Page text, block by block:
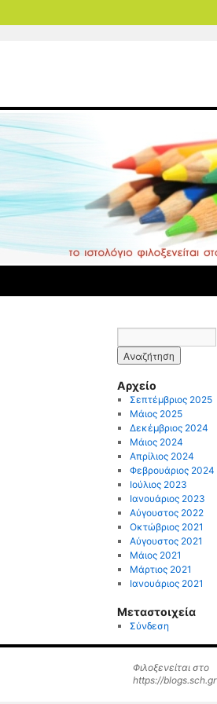
Αρχείο
Σεπτέμβριος 2025
Μάιος 2025
Δεκέμβριος 2024
Μάιος 2024
Απρίλιος 2024
Φεβρουάριος 2024
Ιούλιος 2023
Ιανουάριος 2023
Αύγουστος 2022
Οκτώβριος 2021
Αύγουστος 2021
Μάιος 2021
Μάρτιος 2021
Ιανουάριος 2021
Μεταστοιχεία
Σύνδεση
Φιλοξενείται στο
https://blogs.sch.gr